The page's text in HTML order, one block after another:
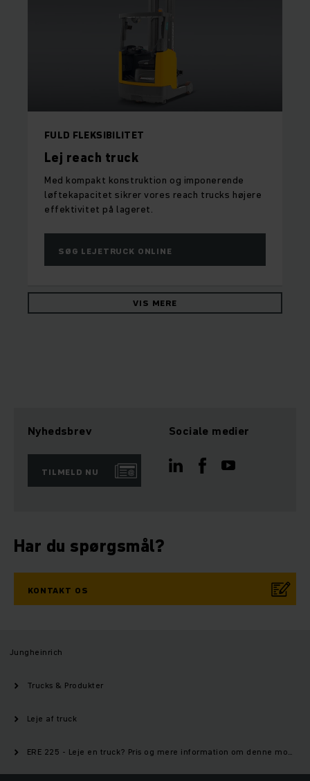
FULD FLEKSIBILITET
Lej reach truck
Med kompakt konstruktion og imponerende
løftekapacitet sikrer vores reach trucks højere
effektivitet på lageret.
SØG LEJETRUCK ONLINE
VIS MERE
Nyhedsbrev
TILMELD NU
Sociale medier
Har du spørgsmål?
KONTAKT OS
Jungheinrich
Trucks & Produkter
Leje af truck
ERE 225 - Leje en truck? Pris og mere information om denne model | Jungheinrich